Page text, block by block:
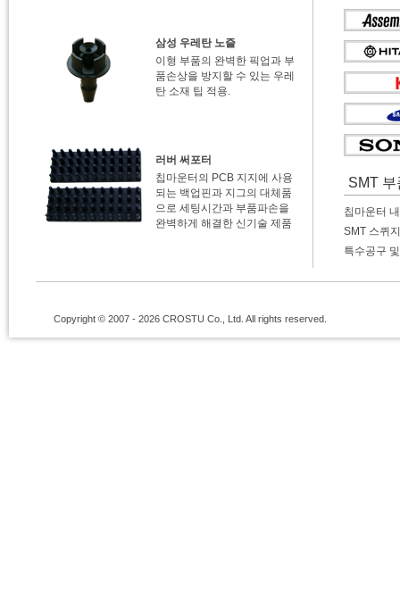
삼성 우레탄 노즐
이형 부품의 완벽한 픽업과 부
품손상을 방지할 수 있는 우레
탄 소재 팁 적용.
러버 써포터
칩마운터의 PCB 지지에 사용
되는 백업핀과 지그의 대체품
으로 세팅시간과 부품파손을
완벽하게 해결한 신기술 제품
SMT 부
칩마운터
SMT 스퀴지
특수공구
Copyright © 2007 - 2026 CROSTU Co., Ltd. All rights reserved.